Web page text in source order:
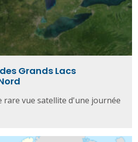
Grands Lacs
rare vue satellite d'une journée